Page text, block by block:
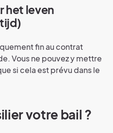
het leven
fin au contrat
Vous ne pouvez y mettre
si cela est prévu dans le
votre bail ?